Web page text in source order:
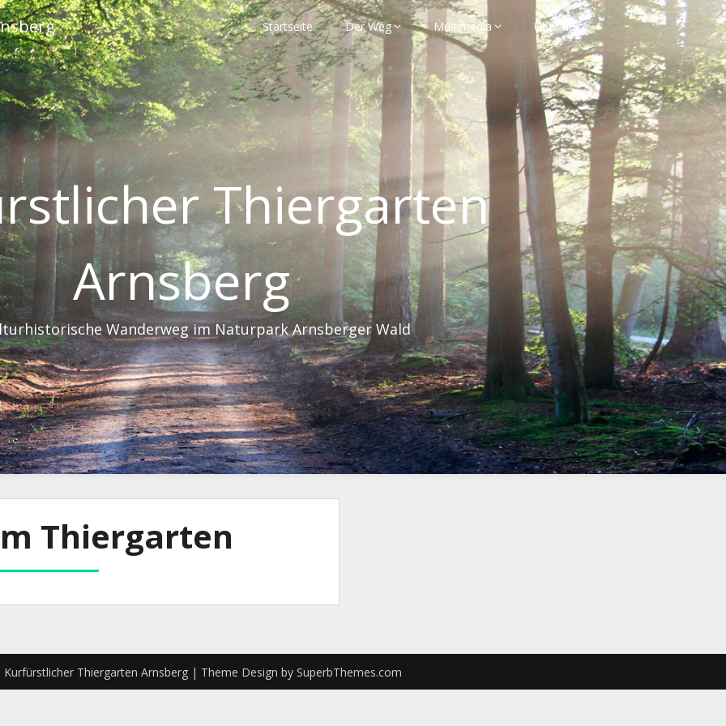
Startseite Der Weg Multimedia Über uns
Thiergarten
Arnsberg
Wanderweg im Naturpark Arnsberger Wald
Thiergarten
Thiergarten Arnsberg | Theme Design by SuperbThemes.com